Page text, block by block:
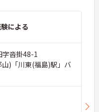
による
字沓掛48-1
山)「川東(福島)駅」バ